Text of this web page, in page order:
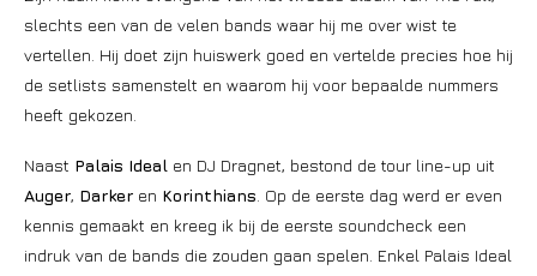
slechts een van de velen bands waar hij me over wist te
vertellen. Hij doet zijn huiswerk goed en vertelde precies hoe hij
de setlists samenstelt en waarom hij voor bepaalde nummers
heeft gekozen.
Naast Palais Ideal en DJ Dragnet, bestond de tour line-up uit
Auger, Darker en Korinthians . Op de eerste dag werd er even
kennis gemaakt en kreeg ik bij de eerste soundcheck een
indruk van de bands die zouden gaan spelen. Enkel Palais Ideal